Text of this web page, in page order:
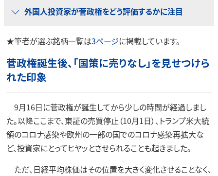
外国人投資家が菅政権をどう評価するかに注目
★筆者が選ぶ銘柄一覧は3ページに掲載しています。
菅政権誕生後、「国策に売りなし」を見せつけら
れた印象
9月16日に菅政権が誕生してから少しの時間が経過しまし
た。以降ここまで、東証の売買停止（10月1日）、トランプ米大統
領のコロナ感染や欧州の一部の国でのコロナ感染再拡大な
ど、投資家にとってヒヤッとさせられることも起きました。
ただ、日経平均株価はその位置を大きく変化させることなく、